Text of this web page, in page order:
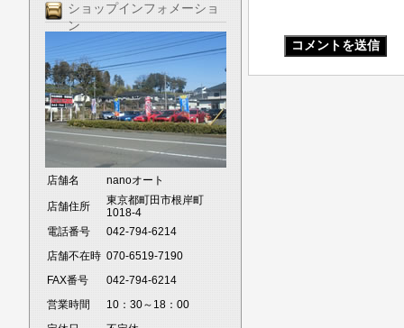
ショップインフォメーショ
ン
店舗名 nanoオート
店舗住所
東京都町田市根岸町
1018-4
電話番号
042-794-6214
店舗不在時 070-6519-7190
FAX番号
042-794-6214
営業時間
10：30～18：00